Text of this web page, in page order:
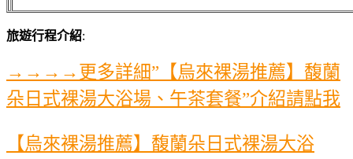
旅遊行程介紹:
→→→→更多詳細”【烏來裸湯推薦】馥蘭
朵日式裸湯大浴場、午茶套餐”介紹請點我
【烏來裸湯推薦】馥蘭朵日式裸湯大浴